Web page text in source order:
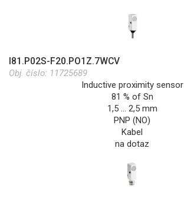
I81.P02S-F20.PO1Z.7WCV
Obj. číslo: 11725689
Inductive proximity sensor
81 % of Sn
1,5 … 2,5 mm
PNP (NO)
Kabel
na dotaz